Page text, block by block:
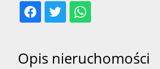
Opis nieruchomości